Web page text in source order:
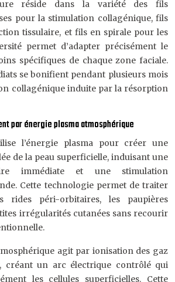
réside dans la variété des fils
pour la stimulation collagénique, fils
tissulaire, et fils en spirale pour les
permet d’adapter précisément le
spécifiques de chaque zone faciale.
se bonifient pendant plusieurs mois
collagénique induite par la résorption
par énergie plasma atmosphérique
l’énergie plasma pour créer une
de la peau superficielle, induisant une
immédiate et une stimulation
Cette technologie permet de traiter
rides péri-orbitaires, les paupières
irrégularités cutanées sans recourir
agit par ionisation des gaz
créant un arc électrique contrôlé qui
les cellules superficielles. Cette